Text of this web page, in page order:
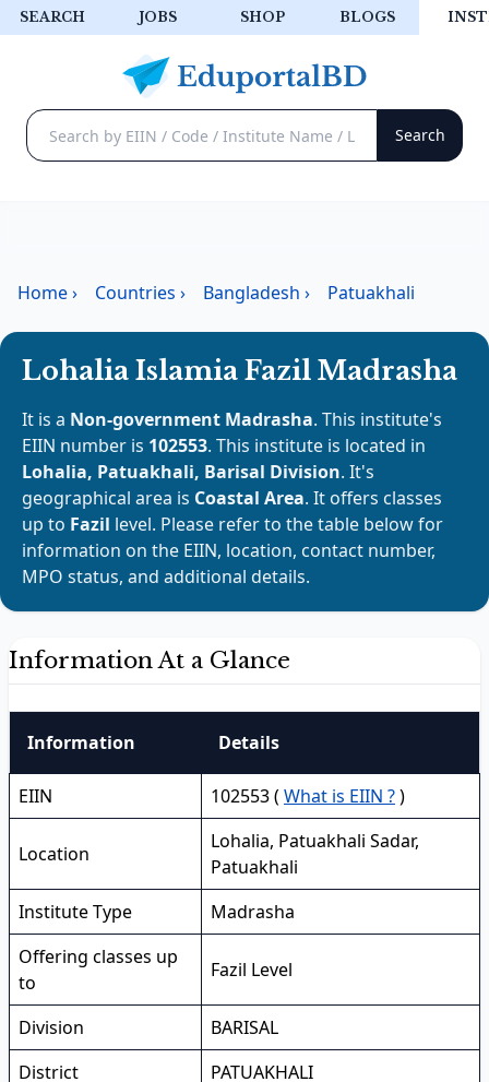
SEARCH JOBS SHOP BLOGS
Home› Countries › Bangladesh › Patuakhali
Lohalia Islamia Fazil Madrasha
It is a Non-government Madrasha. This institute's
EIIN number is 102553. This institute is located in
Lohalia, Patuakhali, Barisal Division. It's
geographical area is Coastal Area. It offers classes
up to Fazil level. Please refer to the table below for
information on the EIIN, location, contact number,
MPO status, and additional details.
Information At a Glance
Information Details
EIIN 102553 ( What is EIIN ?)
Location
Lohalia, Patuakhali Sadar,
Patuakhali
Institute Type
Madrasha
Offering classes up
to
Fazil Level
Division
BARISAL
District
PATUAKHALI